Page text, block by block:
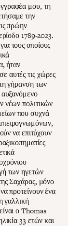
μου, τη
την
πρώην
1789-2023.
τους οποίους
ήταν
αυτές τις χώρες
γήρανση των
αυξανόμενο
νέων πολιτικών
που συχνά
να επιτύχουν
των ηγετών
Σαχάρας, μόνο
προτείνουν ένα
γαλλική
ο Thomas
33 ετών και